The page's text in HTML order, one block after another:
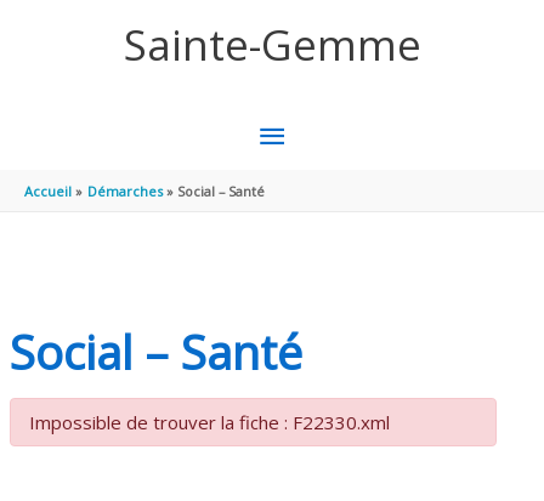
Sainte-Gemme
MENU
PRINCIPAL
Accueil Démarches Social – Santé
Social – Santé
Impossible de trouver la fiche : F22330.xml